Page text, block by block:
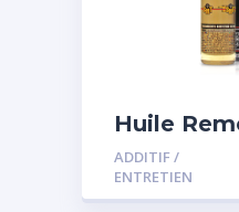
Huile
Moteur
ADDITIF /
ENTRETIEN